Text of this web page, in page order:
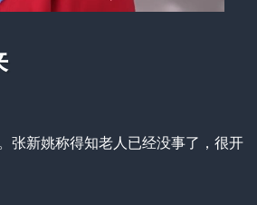
张新姚称得知老人已经没事了，很开